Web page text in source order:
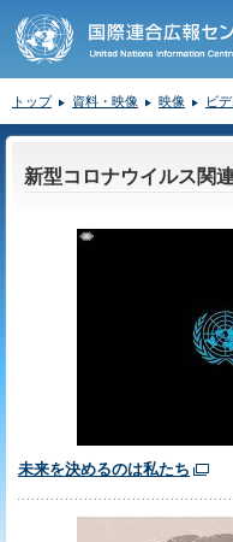
トップ 資料・映像 映像 ビ
新型コロナウイルス関
未来を決めるのは私たち